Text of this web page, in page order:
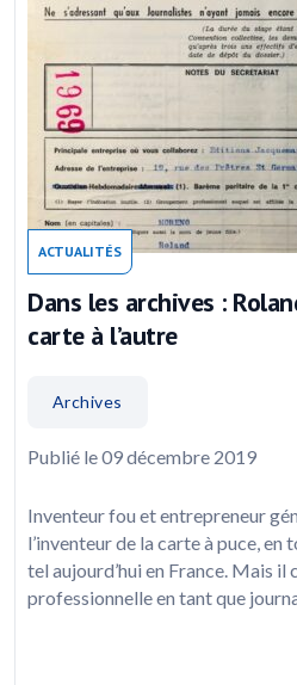
ACTUALITÉS
Dans les archives :
carte à l’autre
Archives
Publié le 09 décembre 2019
Inventeur fou et entrepreneur
l’inventeur de la carte à puce, en
tel aujourd’hui en France. Mais il
professionnelle en tant que